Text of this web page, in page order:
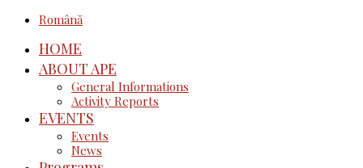
Română
HOME
ABOUT APE
General Informations
Activity Reports
EVENTS
Events
News